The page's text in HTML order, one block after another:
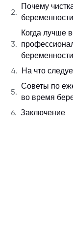
Почему
Когда лучше
На что
Советы по
во время
Заключение